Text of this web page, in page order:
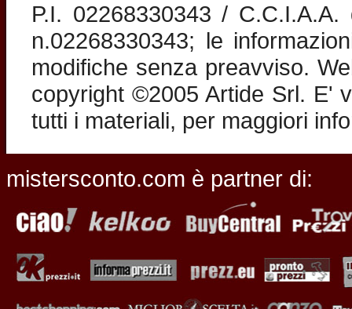
P.I. 02268330343 /
n.02268330343; le
modifiche senza preavviso.
copyright ©2005 Artide Srl. E'
tutti i materiali, per maggiori
mistersconto.com è partner di: